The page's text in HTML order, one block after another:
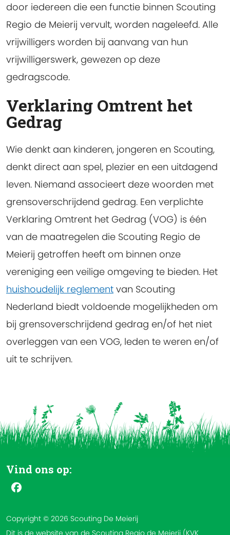
door iedereen die een functie binnen Scouting
Regio de Meierij vervult, worden nageleefd. Alle
vrijwilligers worden bij aanvang van hun
vrijwilligerswerk, gewezen op deze
gedragscode.
Verklaring Omtrent het
Gedrag
Wie denkt aan kinderen, jongeren en Scouting,
denkt direct aan spel, plezier en een uitdagend
leven. Niemand associeert deze woorden met
grensoverschrijdend gedrag. Een verplichte
Verklaring Omtrent het Gedrag (VOG) is één
van de maatregelen die Scouting Regio de
Meierij getroffen heeft om binnen onze
vereniging een veilige omgeving te bieden. Het
huishoudelijk reglement van Scouting
Nederland biedt voldoende mogelijkheden om
bij grensoverschrijdend gedrag en/of het niet
overleggen van een VOG, leden te weren en/of
uit te schrijven.
Vind ons op:
Copyright © 2026 Scouting De Meierij
Dit is de website van de Scouting Regio de Meierij (KVK